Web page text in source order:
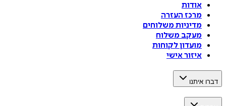
אודות
מרכז העזרה
מדיניות משלוחים
מעקב משלוח
מועדון לקוחות
איזור אישי
איתנו